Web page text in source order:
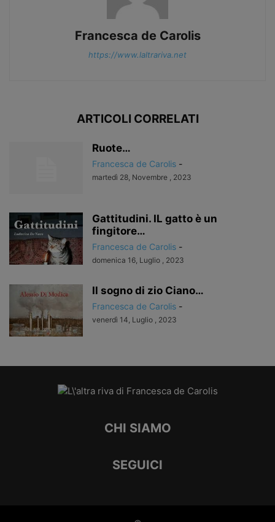
Francesca de Carolis
https://www.laltrariva.net
ARTICOLI CORRELATI
Ruote…
Francesca de Carolis -
martedì 28, Novembre , 2023
Gattitudini. IL gatto è un
fingitore…
Francesca de Carolis -
domenica 16, Luglio , 2023
Il sogno di zio Ciano…
Francesca de Carolis -
venerdì 14, Luglio , 2023
CHI SIAMO
SEGUICI